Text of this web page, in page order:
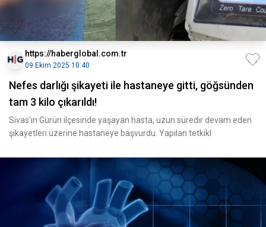
https://haberglobal.com.tr
09 Ekim 2025 10:40
Nefes darlığı şikayeti ile hastaneye gitti, göğsünden
tam 3 kilo çıkarıldı!
Sivas'ın Gürün ilçesinde yaşayan hasta, uzun süredir devam eden
şikayetleri üzerine hastaneye başvurdu. Yapılan tetkikl